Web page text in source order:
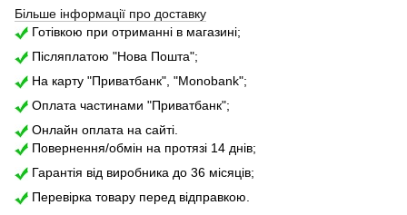
Більше інформації про доставку
Готівкою при отриманні в магазині;
Післяплатою "Нова Пошта";
На карту "Приватбанк", "Monobank";
Оплата частинами "Приватбанк";
Онлайн оплата на сайті.
Повернення/обмін на протязі 14 днів;
Гарантія від виробника до 36 місяців;
Перевірка товару перед відправкою.